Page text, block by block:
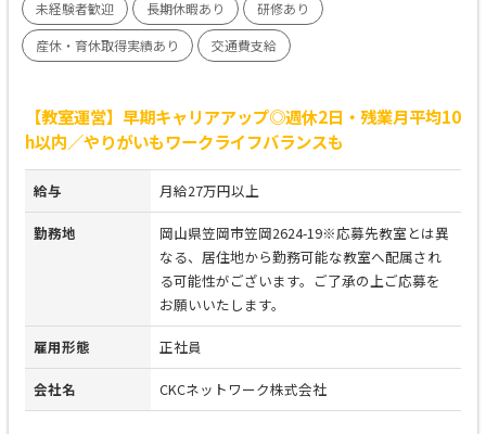
未経験者歓迎 長期休暇あり
研修あり
産休・育休取得実績あり
交通費支給
【教室運営】早期キャリアアップ◎週休2日・残業月平均10
h以内／やりがいもワークライフバランスも
給与 月給27万円以上
勤務地
岡山県笠岡市笠岡2624-19※応募先教室とは異
なる、居住地から勤務可能な教室へ配属され
る可能性がございます。ご了承の上ご応募を
お願いいたします。
雇用形態 正社員
会社名 CKCネットワーク株式会社